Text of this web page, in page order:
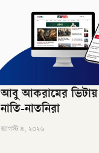
আবু আকরামের
নাতি-নাতনিরা
আগস্ট ৪, ২০২৬